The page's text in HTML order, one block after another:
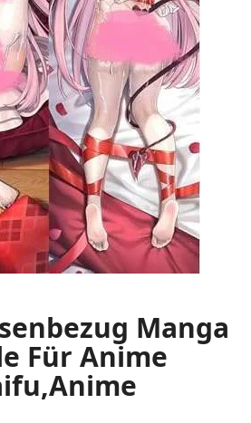
Manga
Für Anime